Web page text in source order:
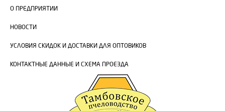
О ПРЕДПРИЯТИИ
НОВОСТИ
УСЛОВИЯ СКИДОК И ДОСТАВКИ ДЛЯ ОПТОВИКОВ
КОНТАКТНЫЕ ДАННЫЕ И СХЕМА ПРОЕЗДА